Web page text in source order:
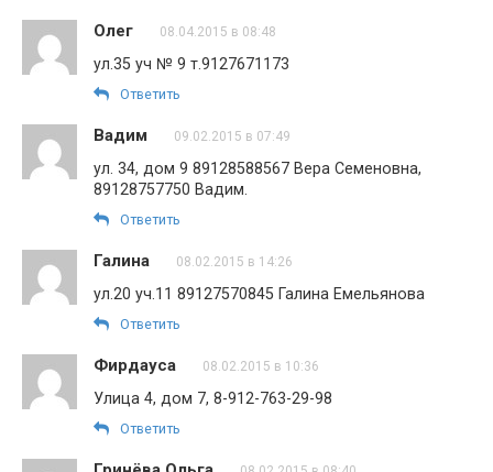
Олег 08.04.2015 в 08:48
ул.35 уч № 9 т.9127671173
Ответить
Вадим 09.02.2015 в 07:49
ул. 34, дом 9 89128588567 Вера Семеновна,
89128757750 Вадим.
Ответить
Галина 08.02.2015 в 14:26
ул.20 уч.11 89127570845 Галина Емельянова
Ответить
Фирдауса 08.02.2015 в 10:36
Улица 4, дом 7, 8-912-763-29-98
Ответить